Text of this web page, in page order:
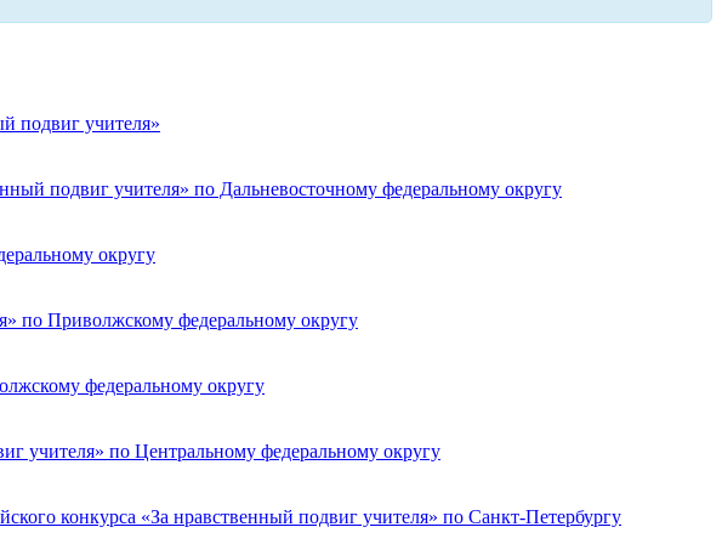
подвиг учителя»
подвиг учителя» по Дальневосточному федеральному округу
округу
по Приволжскому федеральному округу
федеральному округу
учителя» по Центральному федеральному округу
конкурса «За нравственный подвиг учителя» по Санкт-Петербургу